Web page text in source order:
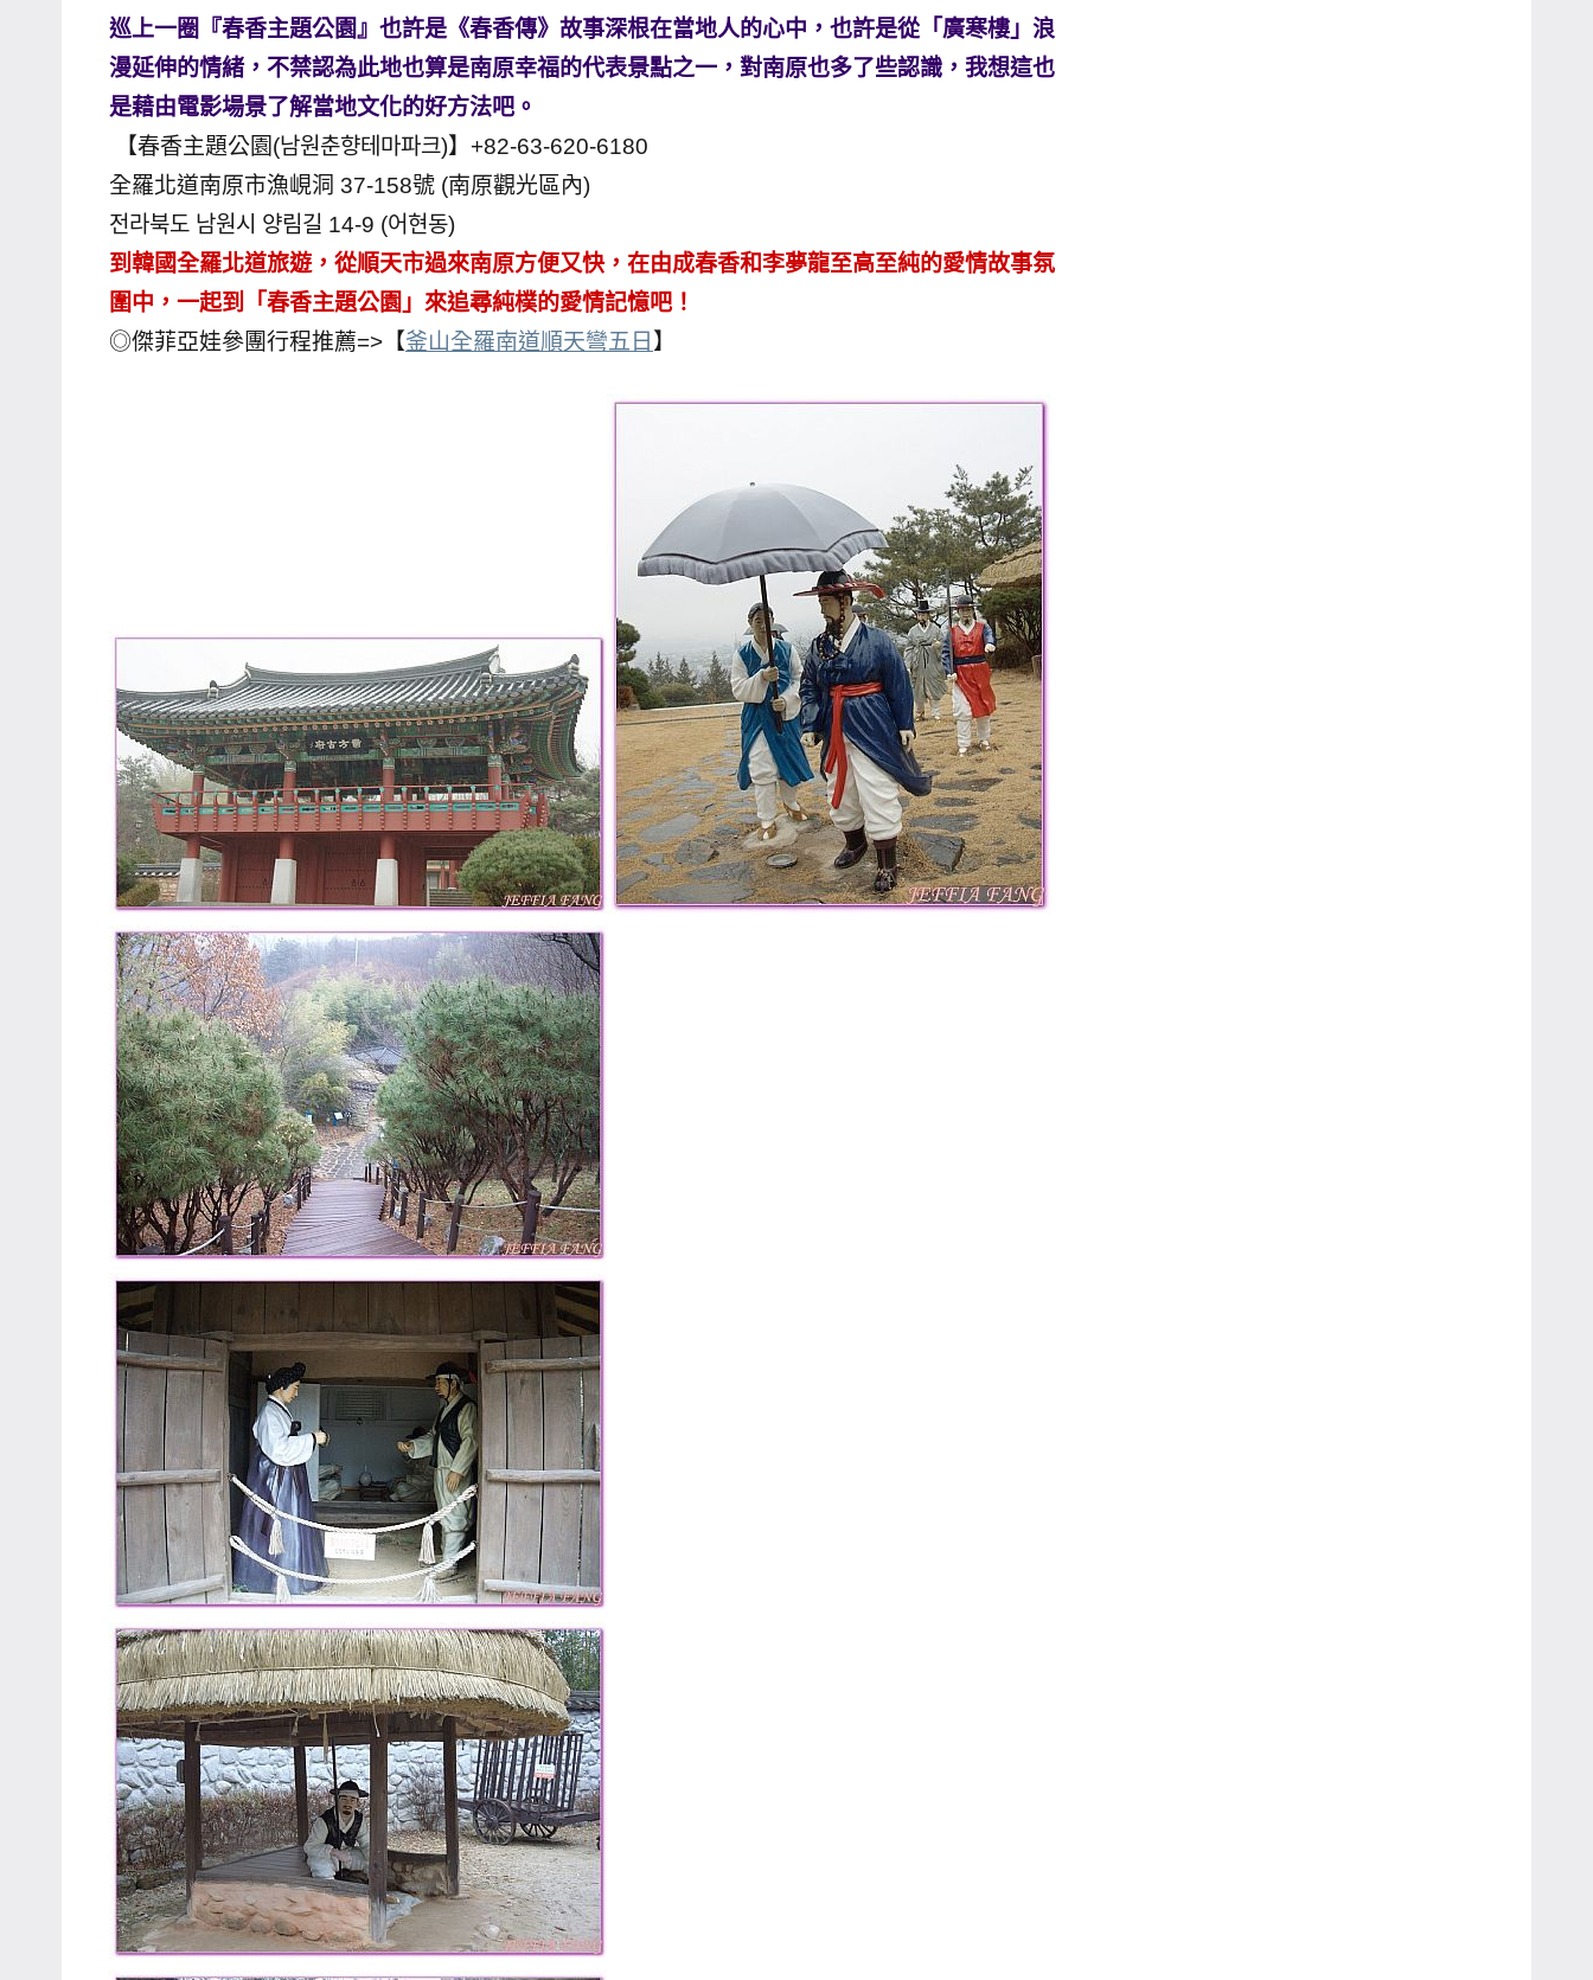
企
業
座、
落
客
及
旅
雜
人
對
象。
★
巡上一圈『春香主題公園』也許是《春香傳》故事深根在當地人的心中，也許是從「廣寒樓」浪
漫延伸的情緒，不禁認為此地也算是南原幸福的代表景點之一，對南原也多了些認識，我想這也
是藉由電影場景了解當地文化的好方法吧。
【春香主題公園(남원춘향테마파크)】+82-63-620-6180
全羅北道南原市漁峴洞 37-158號 (南原觀光區內)
전라북도 남원시 양림길 14-9 (어현동)
到韓國全羅北道旅遊，從順天市過來南原方便又快，在由成春香和李夢龍至高至純的愛情故事氛
圍中，一起到「春香主題公園」來追尋純樸的愛情記憶吧！
◎傑菲亞娃參團行程推薦=>【釜山全羅南道順天彎五日 】